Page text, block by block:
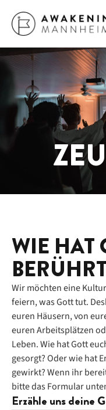
WIE HAT
BERÜHRT
Wir möchten eine
feiern, was Gott tut.
euren Häusern, von
euren Arbeitsplätzen
Leben. Wie hat Gott
gesorgt? Oder wie hat
gewirkt? Wenn ihr
bitte das Formular
Erzähle uns deine